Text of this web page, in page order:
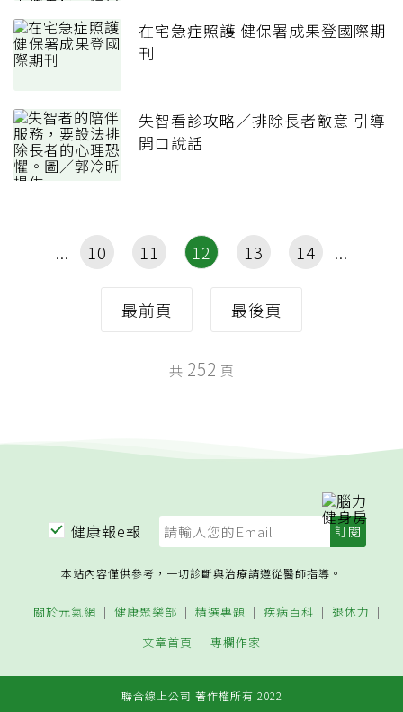
在宅急症照護 健保署成果登國際期
刊
失智看診攻略／排除長者敵意 引導
開口說話
最前頁
10 11 12 13 14
最後頁
共 252 頁
健康報e報
本站內容僅供參考，一切診斷與治療請遵從醫師指導。
關於元氣網 健康聚樂部 精選專題 疾病百科
退休力
文章首頁
專欄作家
聯合線上公司 著作權所有 2022